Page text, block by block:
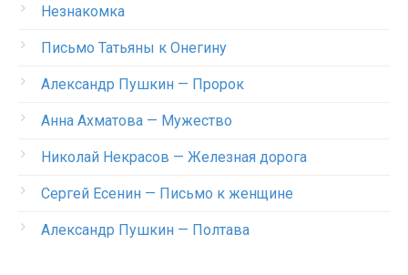
Незнакомка
Письмо Татьяны к Онегину
Александр Пушкин — Пророк
Анна Ахматова — Мужество
Николай Некрасов — Железная дорога
Сергей Есенин — Письмо к женщине
Александр Пушкин — Полтава